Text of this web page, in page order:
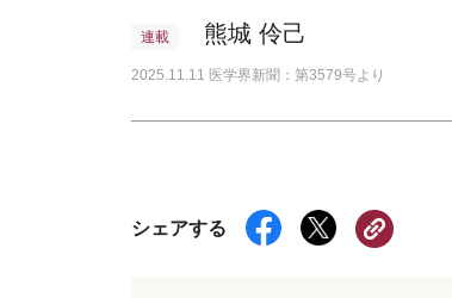
連載 熊城 伶己
2025.11.11 医学界新聞：第3579号より
シェアする